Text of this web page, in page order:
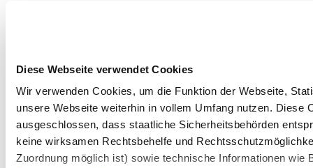
Diese Webseite verwendet Cookies
Wir verwenden Cookies, um die Funktion der Webseite,
unsere Webseite weiterhin in vollem Umfang nutzen.
ausgeschlossen, dass staatliche Sicherheitsbehörden
keine wirksamen Rechtsbehelfe und
Zuordnung möglich ist) sowie technische Informationen